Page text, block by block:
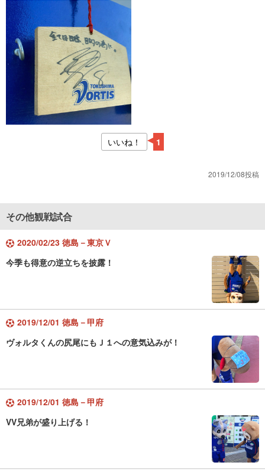
いいね！ 1
2019/12/08投稿
その他観戦試合
2020/02/23 徳島－東京Ｖ
今季も得意の逆立ちを披露！
2019/12/01 徳島－甲府
ヴォルタくんの尻尾にもＪ１への意気込みが！
2019/12/01 徳島－甲府
VV兄弟が盛り上げる！